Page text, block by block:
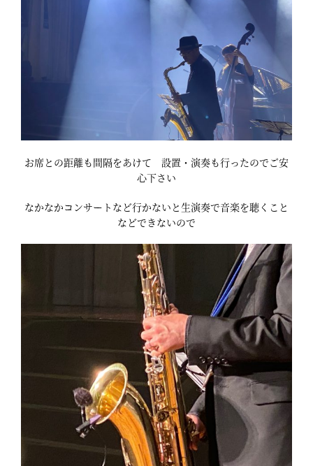
お席との距離も間隔をあけて 設置・演奏も行ったのでご安
心下さい
なかなかコンサートなど行かないと生演奏で音楽を聴くこと
などできないので